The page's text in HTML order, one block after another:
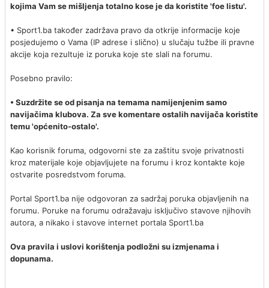
kojima Vam se mišljenja totalno kose je da koristite 'foe listu'.
• Sport1.ba također zadržava pravo da otkrije informacije koje
posjedujemo o Vama (IP adrese i slično) u slučaju tužbe ili pravne
akcije koja rezultuje iz poruka koje ste slali na forumu.
Posebno pravilo:
• Suzdržite se od pisanja na temama namijenjenim samo
navijačima klubova. Za sve komentare ostalih navijača koristite
temu 'općenito-ostalo'.
Kao korisnik foruma, odgovorni ste za zaštitu svoje privatnosti
kroz materijale koje objavljujete na forumu i kroz kontakte koje
ostvarite posredstvom foruma.
Portal Sport1.ba nije odgovoran za sadržaj poruka objavljenih na
forumu. Poruke na forumu odražavaju isključivo stavove njihovih
autora, a nikako i stavove internet portala Sport1.ba
Ova pravila i uslovi korištenja podložni su izmjenama i
dopunama.